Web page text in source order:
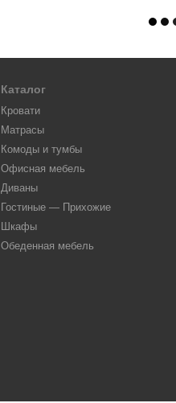
Каталог
Кровати
Матрасы
Комоды и тумбы
Офисная мебель
Диваны
Гостиные — Прихожие
Шкафы
Обеденная мебель